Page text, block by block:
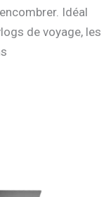
Idéal
de voyage, les